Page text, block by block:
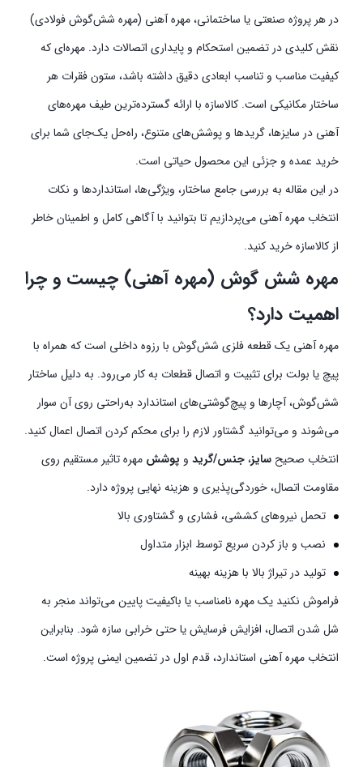
در هر پروژه صنعتی یا ساختمانی، مهره آهنی (مهره شش‌گوش فولادی)
نقش کلیدی در تضمین استحکام و پایداری اتصالات دارد. مهره‌ای که
کیفیت مناسب و تناسب ابعادی دقیق داشته باشد، ستون فقرات هر
ساختار مکانیکی است. کالاسازه با ارائه گسترده‌ترین طیف مهره‌های
آهنی در سایزها، گریدها و پوشش‌های متنوع، راه‌حل یک‌جای شما برای
خرید عمده و جزئی این محصول حیاتی است.
در این مقاله به بررسی جامع ساختار، ویژگی‌ها، استانداردها و نکات
انتخاب مهره آهنی می‌پردازیم تا بتوانید با آگاهی کامل و اطمینان خاطر
از کالاسازه خرید کنید.
مهره شش گوش (مهره آهنی) چیست و چرا
اهمیت دارد؟
مهره آهنی یک قطعه فلزی شش‌گوش با رزوه داخلی است که همراه با
پیچ یا بولت برای تثبیت و اتصال قطعات به کار می‌رود. به دلیل ساختار
شش‌گوش، آچارها و پیچ‌گوشتی‌های استاندارد به‌راحتی روی آن سوار
می‌شوند و می‌توانید گشتاور لازم را برای محکم کردن اتصال اعمال کنید.
انتخاب صحیح سایز،جنس/گرید و پوشش مهره تاثیر مستقیم روی
مقاومت اتصال، خوردگی‌پذیری و هزینه نهایی پروژه دارد.
تحمل نیروهای کششی، فشاری و گشتاوری بالا
نصب و باز کردن سریع توسط ابزار متداول
تولید در تیراژ بالا با هزینه بهینه
فراموش نکنید یک مهره نامناسب یا باکیفیت پایین می‌تواند منجر به
شل شدن اتصال، افزایش فرسایش یا حتی خرابی سازه شود. بنابراین
انتخاب مهره آهنی استاندارد، قدم اول در تضمین ایمنی پروژه است.